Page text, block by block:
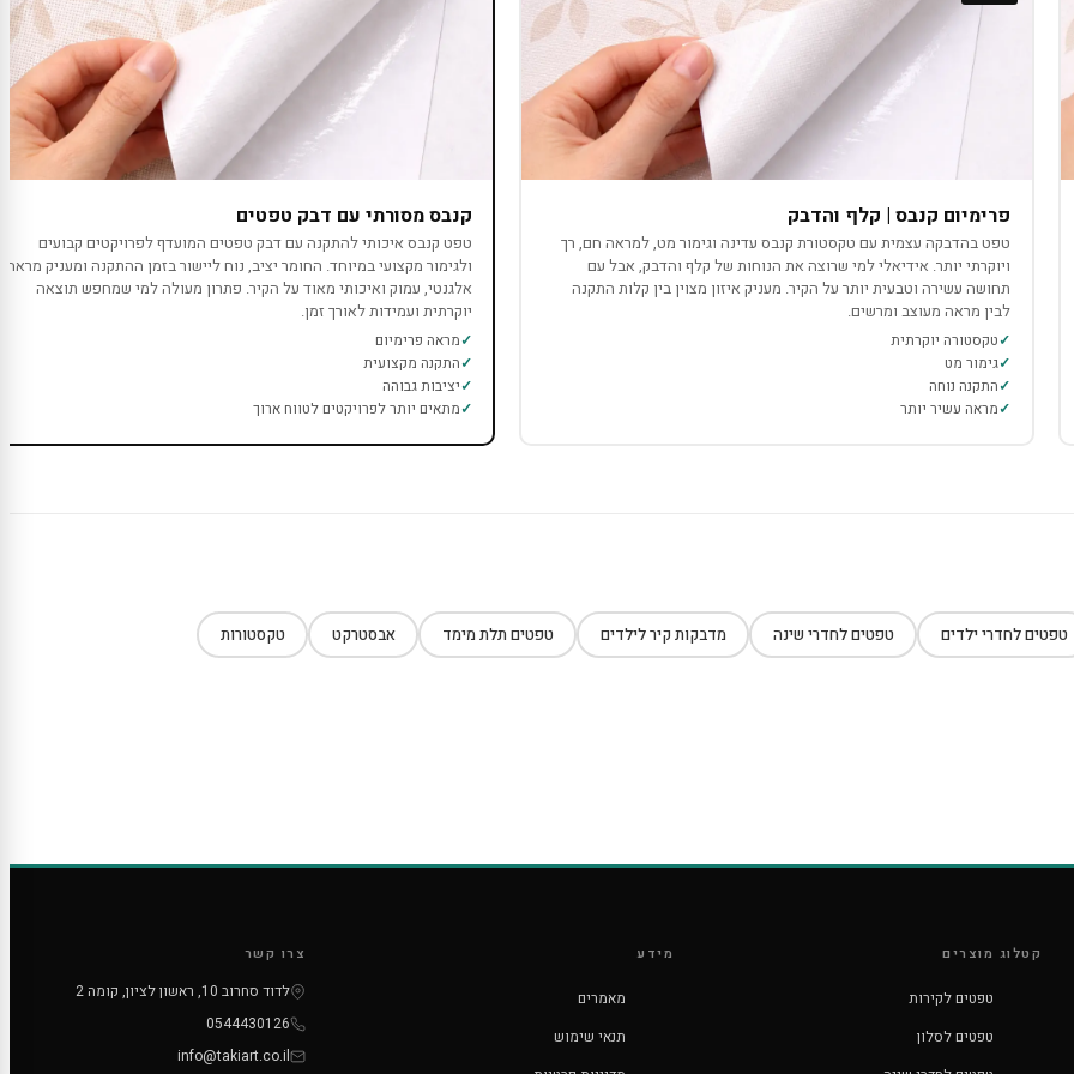
פרימיום קנבס | קלף והדבק
טפט בהדבקה עצמית עם טקסטורת קנבס עדינה וגימור מט, למראה חם, רך
ויוקרתי יותר. אידיאלי למי שרוצה את הנוחות של קלף והדבק, אבל עם
תחושה עשירה וטבעית יותר על הקיר. מעניק איזון מצוין בין קלות התקנה
לבין מראה מעוצב ומרשים.
טקסטורה יוקרתית
גימור מט
התקנה נוחה
מראה עשיר יותר
קנבס מסורתי עם דבק טפטים
טפט קנבס איכותי להתקנה עם דבק טפטים המועדף לפרויקטים קבועים
ולגימור מקצועי במיוחד. החומר יציב, נוח ליישור בזמן ההתקנה ומעניק מראה
אלגנטי, עמוק ואיכותי מאוד על הקיר. פתרון מעולה למי שמחפש תוצאה
יוקרתית ועמידות לאורך זמן.
מראה פרימיום
התקנה מקצועית
יציבות גבוהה
מתאים יותר לפרויקטים לטווח ארוך
טפטים לחדרי ילדים טפטים לחדרי שינה מדבקות קיר לילדים טפטים תלת מימד אבסטרקט טקסטורות
קטלוג מוצרים
טפטים לקירות
טפטים לסלון
מידע
מאמרים
תנאי שימוש
צרו קשר
לדוד סחרוב 10, ראשון לציון, קומה 2
0544430126
info@takiart.co.il